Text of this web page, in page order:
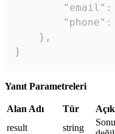
"phone":
    },
}
Yanıt Parametreleri
Alan Adı Tür
result
string